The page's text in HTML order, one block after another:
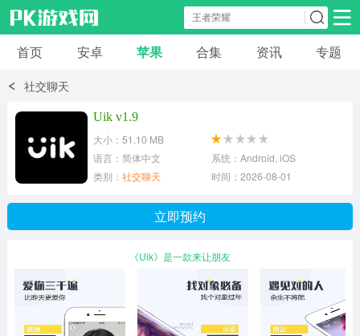
安卓应用 安卓游戏
模拟经营
首页 安卓 苹果 合集 资讯 专题
社交聊天
Uik v1.9
大小：51.10 MB
语言：简体中文
系统：Android, iOS
类别： 社交聊天 时间：2026-08-01
立即预约
《Uik》是一款来让朋友